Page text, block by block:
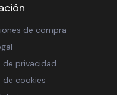
de compra
de privacidad
de cookies